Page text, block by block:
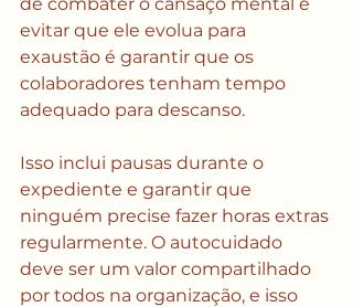
evitar que ele evolua para
exaustão é garantir que os
colaboradores tenham tempo
adequado para descanso.
Isso inclui pausas durante o
expediente e garantir que
ninguém precise fazer horas extras
regularmente. O autocuidado
deve ser um valor compartilhado
por todos na organização, e isso